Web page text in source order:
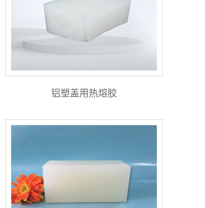
铝塑盖用热熔胶